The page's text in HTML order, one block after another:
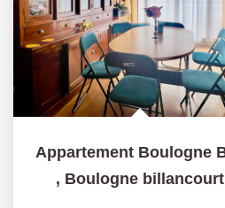
, Boulogne billancourt